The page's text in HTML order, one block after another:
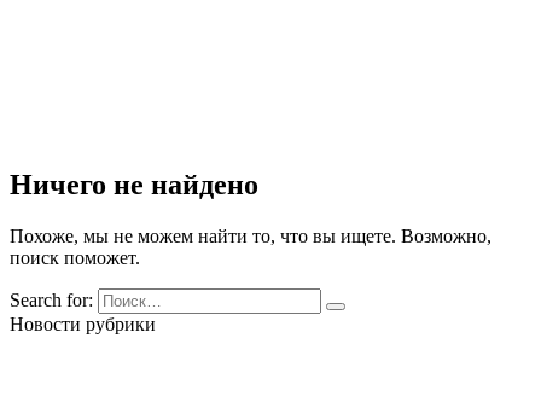
Ничего не найдено
Похоже, мы не можем найти то, что вы ищете. Возможно,
поиск поможет.
Search for:
Новости рубрики